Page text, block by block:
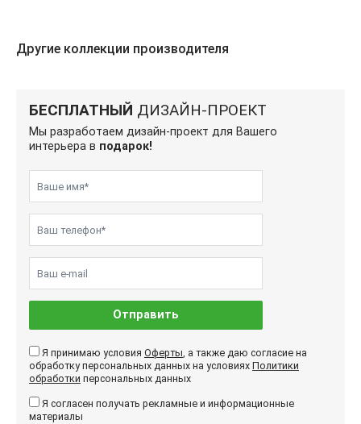
Другие коллекции производителя
БЕСПЛАТНЫЙ ДИЗАЙН-ПРОЕКТ
Мы разработаем дизайн-проект для Вашего
интерьера в подарок!
Отправить
Я принимаю условия Оферты, а также даю согласие на
обработку персональных данных на условиях Политики
обработки персональных данных
Я согласен получать рекламные и информационные
материалы